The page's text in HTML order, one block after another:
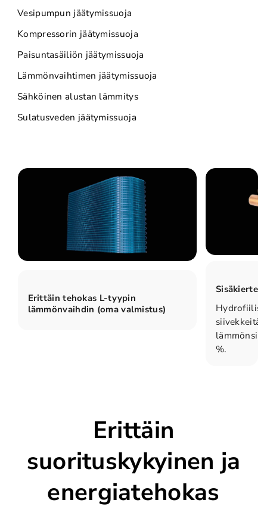
Vesipumpun jäätymissuoja
Kompressorin jäätymissuoja
Paisuntasäiliön jäätymissuoja
Lämmönvaihtimen jäätymissuoja
Sähköinen alustan lämmitys
Sulatusveden jäätymissuoja
Erittäin tehokas L-tyypin
lämmönvaihdin (oma valmistus)
siivekkeitä
%.
Erittäin
suorituskykyinen ja
energiatehokas